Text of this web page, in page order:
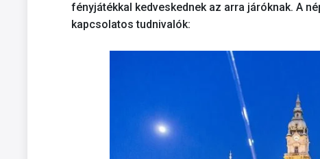
fényjátékkal kedveskednek az arra járóknak. A
kapcsolatos tudnivalók: